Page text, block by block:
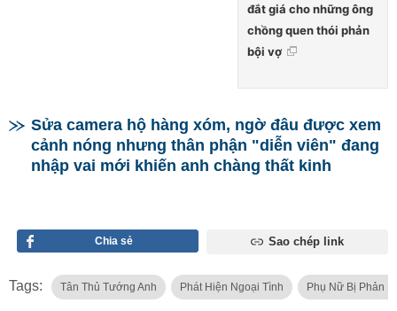
đắt giá cho những ông
chồng quen thói phản
bội vợ
Sửa camera hộ hàng xóm, ngờ đâu được xem
cảnh nóng nhưng thân phận "diễn viên" đang
nhập vai mới khiến anh chàng thất kinh
Chia sẻ Sao chép link
Tags: Tân Thủ Tướng Anh Phát Hiện Ngoại Tình Phụ Nữ Bị Phản